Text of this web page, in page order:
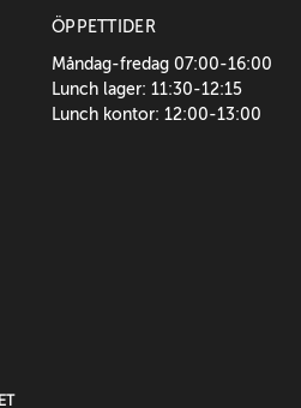
ÖPPETTIDER
Måndag-fredag 07:00-16:00
Lunch lager: 11:30-12:15
Lunch kontor: 12:00-13:00